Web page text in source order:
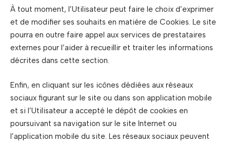
À tout moment, l’Utilisateur peut faire le choix d’exprimer
et de modifier ses souhaits en matière de Cookies. Le site
pourra en outre faire appel aux services de prestataires
externes pour l’aider à recueillir et traiter les informations
décrites dans cette section.
Enfin, en cliquant sur les icônes dédiées aux réseaux
sociaux figurant sur le site ou dans son application mobile
et si l’Utilisateur a accepté le dépôt de cookies en
poursuivant sa navigation sur le site Internet ou
l’application mobile du site. Les réseaux sociaux peuvent